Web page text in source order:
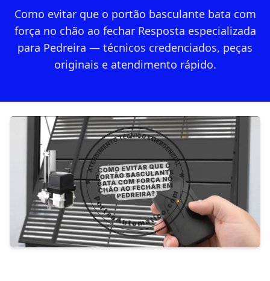
Como evitar que o portão basculante bata com
força no chão ao fechar Resposta especializada
para Pedreira — técnicos credenciados, peças
originais e atendimento rápido.